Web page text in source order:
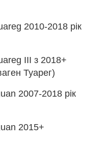
2010-2018 рік
III з 2018+
Туарег)
2007-2018 рік
2015+